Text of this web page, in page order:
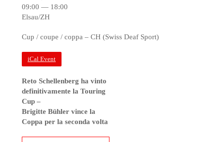
Reto Schellenberg ha vinto
definitivamente la Touring
Cup –
Brigitte Bühler vince la
Coppa per la seconda volta
09:00 — 18:00
Elsau/ZH
Cup / coupe / coppa – CH (Swiss Deaf Sport)
iCal Event